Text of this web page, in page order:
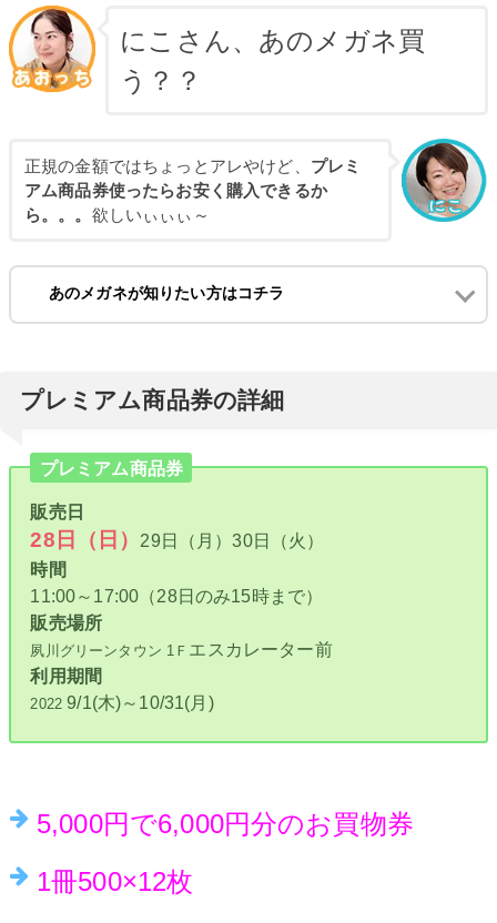
にこさん、あのメガネ買
う？？
正規の金額ではちょっとアレやけど、 プレミ
アム商品券使ったらお安く購入できるか
ら。。。 欲しいぃぃぃ～
あのメガネが知りたい方はコチラ
プレミアム商品券の詳細
プレミアム商品券
販売日
28日（日）
29日（月）30日（火）
時間
11:00～17:00（28日のみ15時まで）
販売場所
夙川グリーンタウン 1Ｆ エスカレーター前
利用期間
2022 9/1(木)～10/31(月)
5,000円で6,000円分のお買物券
1冊500×12枚